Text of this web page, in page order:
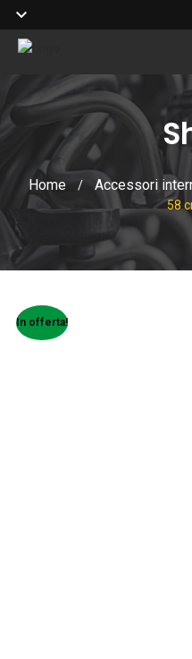
Home / Accessori
58
In offerta!